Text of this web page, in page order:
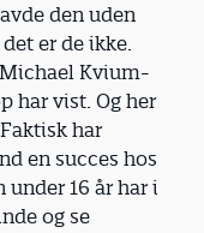
den uden
er de ikke.
Kvium-
har vist. Og her
har
en succes hos
under 16 år har i
og se